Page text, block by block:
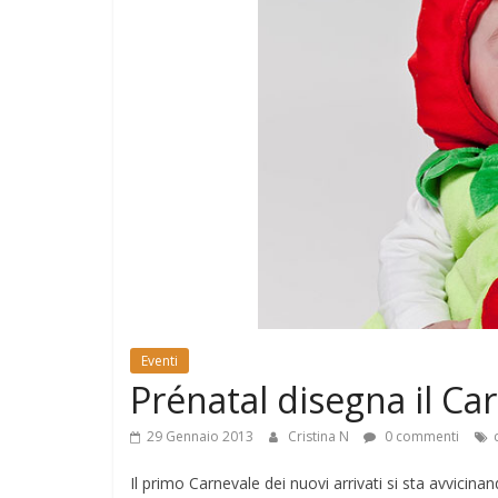
Eventi
Prénatal disegna il
29 Gennaio 2013 Cristina N 0 commenti
Il primo Carnevale dei nuovi arrivati si sta